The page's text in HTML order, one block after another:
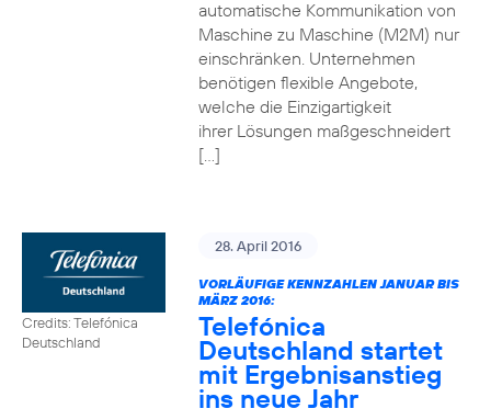
automatische Kommunikation von
Maschine zu Maschine (M2M) nur
einschränken. Unternehmen
benötigen flexible Angebote,
welche die Einzigartigkeit
ihrer Lösungen maßgeschneidert
[…]
Credits: Telefónica
Deutschland
28. April 2016
VORLÄUFIGE KENNZAHLEN JANUAR BIS
MÄRZ 2016:
Telefónica
Deutschland startet
mit Ergebnisanstieg
ins neue Jahr